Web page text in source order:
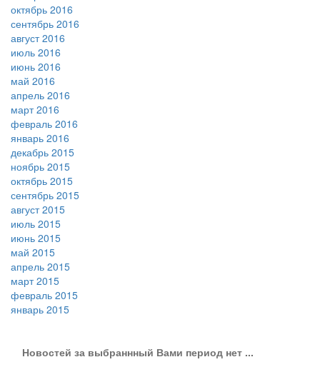
октябрь 2016
сентябрь 2016
август 2016
июль 2016
июнь 2016
май 2016
апрель 2016
март 2016
февраль 2016
январь 2016
декабрь 2015
ноябрь 2015
октябрь 2015
сентябрь 2015
август 2015
июль 2015
июнь 2015
май 2015
апрель 2015
март 2015
февраль 2015
январь 2015
Новостей за выбраннный Вами период нет ...